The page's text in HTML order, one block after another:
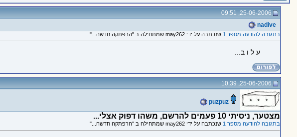
25-06-2006, 09:51
nadive
בתגובה להודעה מספר 1
שנכתבה על ידי may262 שמתחילה ב "הרפתקה חדשה..."
ע ל ו ב...
25-06-2006, 10:39
puzpuz
מצטער, ניסיתי 10 פעמים להרשם, משהו דפוק אצלי...
בתגובה להודעה מספר 1 שנכתבה על ידי may262 שמתחילה ב "הרפתקה חדשה..."